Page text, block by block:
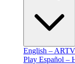
English – ARTV
Play Español –